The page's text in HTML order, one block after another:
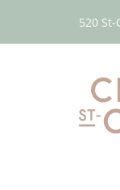
520